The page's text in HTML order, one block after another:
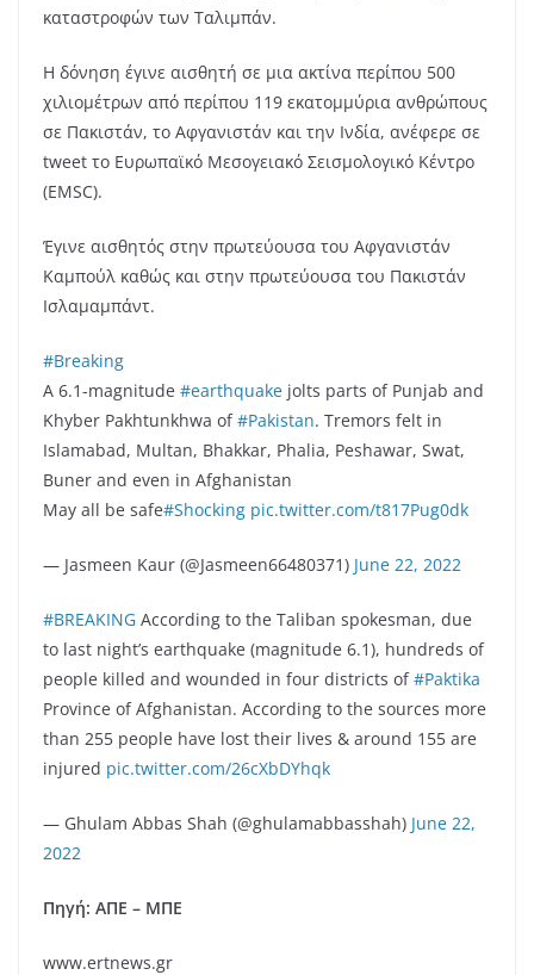
καταστροφών των Ταλιμπάν.
Η δόνηση έγινε αισθητή σε μια ακτίνα περίπου 500
χιλιομέτρων από περίπου 119 εκατομμύρια ανθρώπους
σε Πακιστάν, το Αφγανιστάν και την Ινδία, ανέφερε σε
tweet το Ευρωπαϊκό Μεσογειακό Σεισμολογικό Κέντρο
(EMSC).
Έγινε αισθητός στην πρωτεύουσα του Αφγανιστάν
Καμπούλ καθώς και στην πρωτεύουσα του Πακιστάν
Ισλαμαμπάντ.
#Breaking
A 6.1-magnitude #earthquake jolts parts of Punjab and
Khyber Pakhtunkhwa of#Pakistan. Tremors felt in
Islamabad, Multan, Bhakkar, Phalia, Peshawar, Swat,
Buner and even in Afghanistan
May all be safe#Shocking pic.twitter.com/t817Pug0dk
— Jasmeen Kaur (@Jasmeen66480371) June 22, 2022
#BREAKING According to the Taliban spokesman, due
to last night’s earthquake (magnitude 6.1), hundreds of
people killed and wounded in four districts of#Paktika
Province of Afghanistan. According to the sources more
than 255 people have lost their lives & around 155 are
injured pic.twitter.com/26cXbDYhqk
— Ghulam Abbas Shah (@ghulamabbasshah) June 22,
2022
Πηγή: ΑΠΕ – ΜΠΕ
www.ertnews.gr